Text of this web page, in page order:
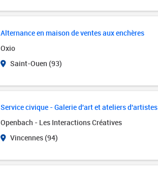
Alternance en maison de ventes aux enchères
Oxio
Saint-Ouen (93)
Service civique - Galerie d'art et ateliers d'artistes
Openbach - Les Interactions Créatives
Vincennes (94)